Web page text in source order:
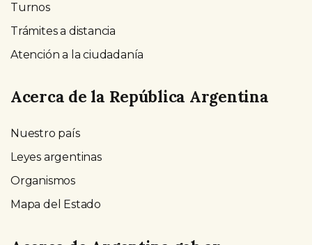
Turnos
Trámites a distancia
Atención a la ciudadanía
Acerca de la República Argentina
Nuestro país
Leyes argentinas
Organismos
Mapa del Estado